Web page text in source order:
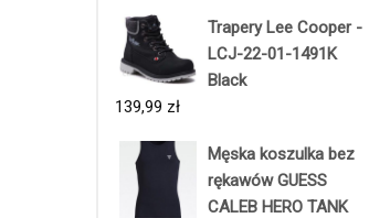
Trapery Lee Cooper -
LCJ-22-01-1491K
Black
139,99 zł
Męska koszulka bez
rękawów GUESS
CALEB HERO TANK